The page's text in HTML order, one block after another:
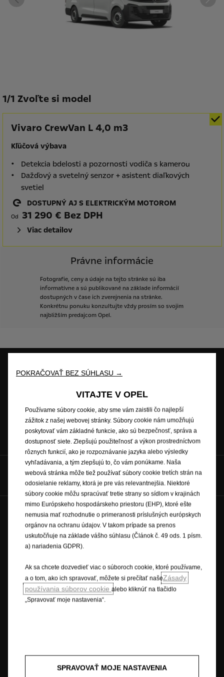
1/1 Zvoľte si model
Vivaro CrewVan L 4,0 m3
Kľúčová výbava
Detekcia bdelosti a pozornosti vodiča s kamerou
Dažďový a svetelný senzor + asistent diaľkových
svetiel
DOSTUPNÝ AJ S ELEKTRICKÝM MOTOROM
Od 31 290 € Bez DPH
Viac detailov
Právne informácie
Fotografie, ceny a údaje na tejto stránke sú iba
informatívne a sú publikované na základe informácií
dostupných v čase ich zverejnenia na stránke.
Konkrétnu ponuku konzultujte vždy prosím so svojim
najbližším predajcom Opel.
Objednať do
servisu
Katalógy &
cenníky
Opel Professional
Hovorte s nami na
Budúcnosť patrí všetkým © Opel 2026
Ochranné známky a práva
Ochrana osobných údajov
Nové údaje o spotrebe paliva
Právne oznámenie
Recyklovanie
Opel worldwide
Popisy a ilustrácie prvkov a funkcií môžu zobrazovať alebo sa vzťahovať
niektorých krajinách alebo len za príplatok. Ak máte záujem o presné
POKRAČOVAŤ BEZ SÚHLASU →
VITAJTE V OPEL
Používame súbory cookie, aby sme vám zaistili čo najlepší
zážitok z našej webovej stránky. Súbory cookie nám umožňujú
poskytovať vám základné funkcie, ako sú bezpečnosť, správa a
dostupnosť siete. Zlepšujú použiteľnosť a výkon prostredníctvom
rôznych funkcií, ako je rozpoznávanie jazyka alebo výsledky
vyhľadávania, a tým zlepšujú to, čo vám ponúkame. Naša
webová stránka môže tiež používať súbory cookie tretích strán na
odosielanie reklamy, ktorá je pre vás relevantnejšia. Niektoré
súbory cookie môžu spracúvať tretie strany so sídlom v krajinách
mimo Európskeho hospodárskeho priestoru (EHP), ktoré ešte
nemusia mať rozhodnutie o primeranosti príslušných európskych
orgánov na ochranu údajov. V takom prípade sa prenos
uskutočňuje na základe vášho súhlasu (Článok č. 49 ods. 1 písm.
a) nariadenia GDPR).
Ak sa chcete dozvedieť viac o súboroch cookie, ktoré používame,
a o tom, ako ich spravovať, môžete si prečítať našeZásady
používania súborov cookie alebo kliknúť na tlačidlo
„Spravovať moje nastavenia“.
SPRAVOVAŤ MOJE NASTAVENIA